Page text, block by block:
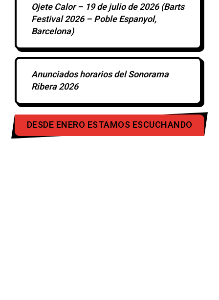
Ojete Calor – 19 de julio de 2026 (Barts
Festival 2026 – Poble Espanyol,
Barcelona)
Anunciados horarios del Sonorama
Ribera 2026
DESDE ENERO ESTAMOS ESCUCHANDO